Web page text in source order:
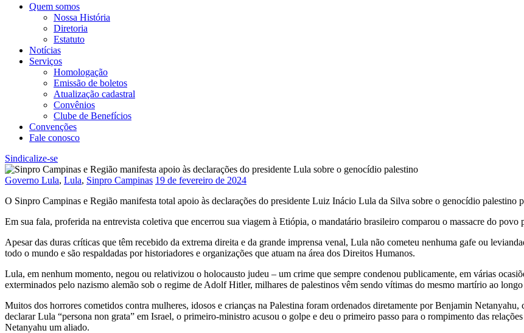
Quem somos
Nossa História
Diretoria
Estatuto
Notícias
Serviços
Homologação
Emissão de boletos
Atualização cadastral
Convênios
Clube de Benefícios
Convenções
Fale conosco
Sindicalize-se
Governo Lula, Lula, Sinpro Campinas 19 de fevereiro de 2024
O Sinpro Campinas e Região manifesta total apoio às declarações do presidente Luiz Inácio Lula da Silva sobre o genocídio palestino
Em sua fala, proferida na entrevista coletiva que encerrou sua viagem à Etiópia, o mandatário brasileiro comparou o massacre do
Apesar das duras críticas que têm recebido da extrema direita e da grande imprensa venal, Lula não cometeu nenhuma gafe ou
todo o mundo e são respaldadas por historiadores e organizações que atuam na área dos Direitos Humanos.
Lula, em nenhum momento, negou ou relativizou o holocausto judeu – um crime que sempre condenou publicamente, em várias
exterminados pelo nazismo alemão sob o regime de Adolf Hitler, milhares de palestinos vêm sendo vítimas do mesmo martírio ao
Muitos dos horrores cometidos contra mulheres, idosos e crianças na Palestina foram ordenados diretamente por Benjamin
declarar Lula “persona non grata” em Israel, o primeiro-ministro acusou o golpe e deu o primeiro passo para o rompimento das
Netanyahu um aliado.